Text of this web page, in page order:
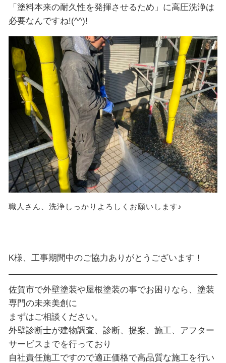
「塗料本来の耐久性を発揮させるため」に高圧洗浄は
必要なんですね!(^^)!
職人さん、洗浄しっかりよろしくお願いします♪
K様、工事期間中のご協力ありがとうございます！
佐賀市で外壁塗装や屋根塗装の事でお困りなら、塗装
専門の未来美創に
まずはご相談ください。
外壁診断士が建物調査、診断、提案、施工、アフター
サービスまでを行っており
自社責任施工ですので適正価格で高品質な施工を行い